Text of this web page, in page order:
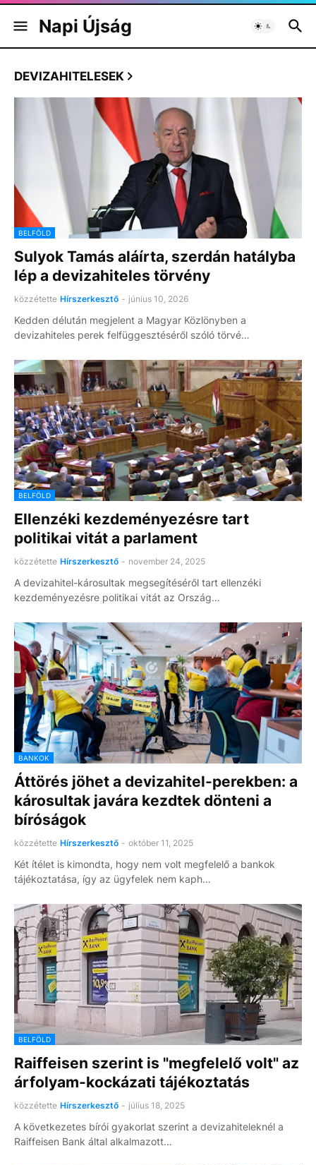
Napi Újság
DEVIZAHITELESEK
BELFÖLD
Sulyok Tamás aláírta, szerdán hatályba
lép a devizahiteles törvény
közzétette Hírszerkesztő - június 10, 2026
Kedden délután megjelent a Magyar Közlönyben a
devizahiteles perek felfüggesztéséről szóló törvé…
BELFÖLD
Ellenzéki kezdeményezésre tart
politikai vitát a parlament
közzétette Hírszerkesztő - november 24, 2025
A devizahitel-károsultak megsegítéséről tart ellenzéki
kezdeményezésre politikai vitát az Ország…
BANKOK
Áttörés jöhet a devizahitel-perekben: a
károsultak javára kezdtek dönteni a
bíróságok
közzétette Hírszerkesztő - október 11, 2025
Két ítélet is kimondta, hogy nem volt megfelelő a bankok
tájékoztatása, így az ügyfelek nem kaph…
BELFÖLD
Raiffeisen szerint is "megfelelő volt" az
árfolyam-kockázati tájékoztatás
közzétette Hírszerkesztő - július 18, 2025
A következetes bírói gyakorlat szerint a devizahiteleknél a
Raiffeisen Bank által alkalmazott…